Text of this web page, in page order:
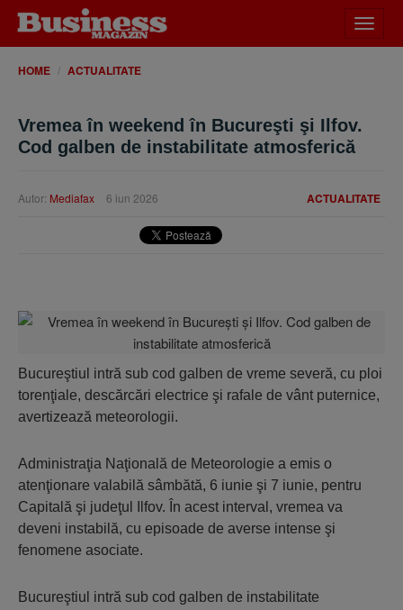
meniu
HOME ACTUALITATE
Vremea în weekend în Bucureşti şi Ilfov.
Cod galben de instabilitate atmosferică
ACTUALITATE
Autor: Mediafax 6 iun 2026
Bucureştiul intră sub cod galben de vreme severă, cu ploi
torenţiale, descărcări electrice şi rafale de vânt puternice,
avertizează meteorologii.
Administraţia Naţională de Meteorologie a emis o
atenţionare valabilă sâmbătă, 6 iunie şi 7 iunie, pentru
Capitală şi judeţul Ilfov. În acest interval, vremea va
deveni instabilă, cu episoade de averse intense şi
fenomene asociate.
Bucureştiul intră sub cod galben de instabilitate